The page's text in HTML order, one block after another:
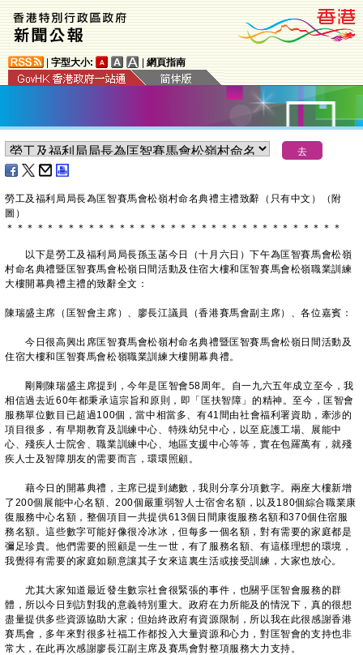
字型大小: 網頁指南
勞工及福利局局長為匡智賽馬會松嶺村命名典禮主禮致辭（只有中文）（附
圖）
＊ ＊ ＊ ＊ ＊ ＊ ＊ ＊ ＊ ＊ ＊ ＊ ＊ ＊ ＊ ＊ ＊ ＊ ＊ ＊ ＊ ＊ ＊ ＊ ＊ ＊ ＊ ＊ ＊ ＊ ＊ ＊ ＊
以下是勞工及福利局局長孫玉菡今日（十月六日）下午為匡智賽馬會松嶺
村命名典禮暨匡智賽馬會松嶺日間活動及住宿大樓和匡智賽馬會松嶺職業訓練
大樓開幕典禮主禮的致辭全文：
陳瑞盛主席（匡智會主席）、廖長江議員（香港賽馬會副主席）、各位嘉賓：
今日很高興出席匡智賽馬會松嶺村命名典禮暨匡智賽馬會松嶺日間活動及
住宿大樓和匡智賽馬會松嶺職業訓練大樓開幕典禮。
剛剛陳瑞盛主席提到，今年是匡智會58周年。自一九六五年成立至今，我
相信過去近60年都秉承這宗旨和原則，即「匡扶智障」的精神。至今，匡智會
服務單位數目已超過100個，當中相當多、有41間由社會福利署資助，牽涉的
項目很多，有早期教育及訓練中心、特殊幼兒中心，以至庇護工場、展能中
心、殘疾人士院舍、職業訓練中心、地區支援中心等等，實在包羅萬有，就殘
疾人士及智障朋友的需要而言，環環照顧。
藉今日的開幕典禮，主席已提到總數，我則分享分項數字。兩座大樓新增
了200個展能中心名額、200個嚴重弱智人士宿舍名額，以及180個綜合職業康
復服務中心名額，整個項目一共提供613個日間康復服務名額和370個住宿服
務名額。這些數字可能好像很冷冰冰，但每多一個名額，對有需要的家庭都是
彌足珍貴。他們需要的照顧是一生一世，有了服務名額、有這樣理想的環境，
我覺得有需要的家庭如願意讓其子女來這裏生活或接受訓練，大家也放心。
尤其大家知道最近發生數宗社會很緊張的事件，也關乎匡智會服務的群
體，所以今日到訪對我的意義特別重大。政府在力所能及的情況下，真的很想
盡量提供多些資源協助大家；但始終政府有資源限制，所以我在此很感謝香港
賽馬會，多年來對很多社福工作都投入大量資源和心力，對匡智會的支持也非
常大，在此再次感謝廖長江副主席及賽馬會對整項服務大力支持。